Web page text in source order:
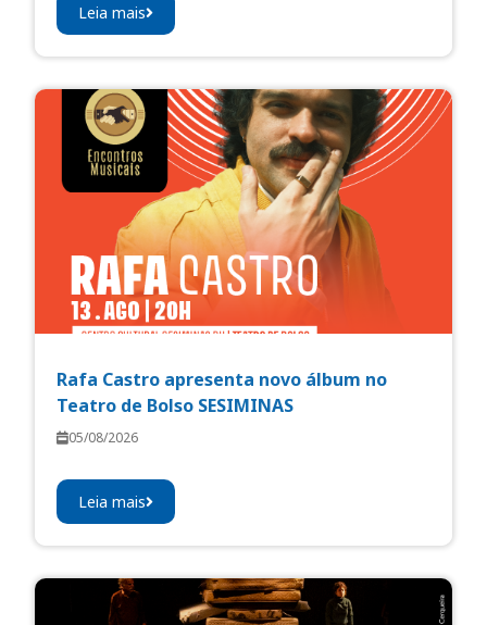
Leia mais
Rafa Castro apresenta novo álbum no
Teatro de Bolso SESIMINAS
05/08/2026
Leia mais